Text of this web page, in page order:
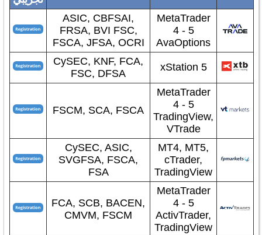
MetaTrader
4 - 5
AvaOptions
ASIC, CBFSAI,
FRSA, BVI FSC,
FSCA, JFSA, OCRI
xStation 5
CySEC, KNF, FCA,
FSC, DFSA
MetaTrader
4 - 5
TradingView,
VTrade
FSCM, SCA, FSCA
MT4, MT5,
cTrader,
TradingView
CySEC, ASIC,
SVGFSA, FSCA,
FSA
MetaTrader
4 - 5
ActivTrader,
TradingView
FCA, SCB, BACEN,
CMVM, FSCM